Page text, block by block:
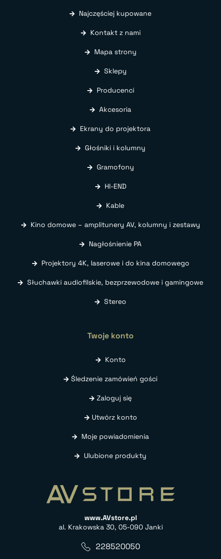
Najczęściej kupowane
Kontakt z nami
Mapa strony
Sklepy
Producenci
Akcesoria
Ekrany do projektora
Głośniki i kolumny
Gramofony
HI-END
Kable
Kino domowe – amplitunery AV, kolumny i zestawy
Nagłośnienie PA
Projektory 4K, laserowe i do kina domowego
Słuchawki audiofilskie, bezprzewodowe i gamingowe
Stereo
Twoje konto
Konto
Śledzenie zamówień gości
Zaloguj się
Utwórz konto
Moje powiadomienia
Ulubione produkty
www.AVstore.pl
al. Krakowska 30, 05-090 Janki
228520050